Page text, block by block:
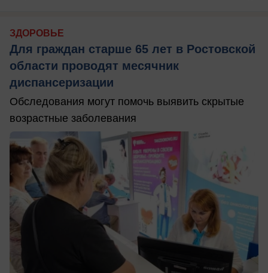
ЗДОРОВЬЕ
Для граждан старше 65 лет в Ростовской
области проводят месячник
диспансеризации
Обследования могут помочь выявить скрытые
возрастные заболевания